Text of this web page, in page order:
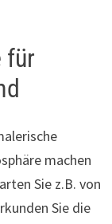
für
machen
Sie z.B. von
Sie die